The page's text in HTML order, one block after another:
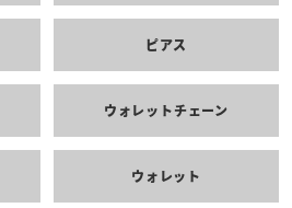
ピアス
ウォレットチェーン
ウォレット